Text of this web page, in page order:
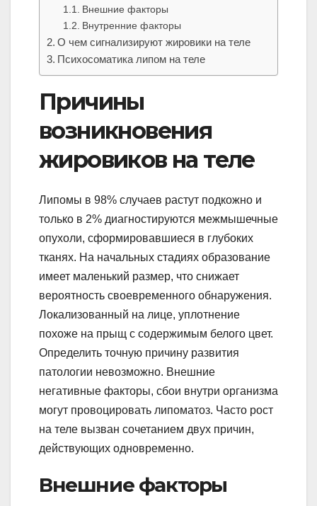
Внешние факторы
Внутренние факторы
О чем сигнализируют жировики на теле
Психосоматика липом на теле
Причины
возникновения
жировиков на теле
Липомы в 98% случаев растут подкожно и
только в 2% диагностируются межмышечные
опухоли, сформировавшиеся в глубоких
тканях. На начальных стадиях образование
имеет маленький размер, что снижает
вероятность своевременного обнаружения.
Локализованный на лице, уплотнение
похоже на прыщ с содержимым белого цвет.
Определить точную причину развития
патологии невозможно. Внешние
негативные факторы, сбои внутри организма
могут провоцировать липоматоз. Часто рост
на теле вызван сочетанием двух причин,
действующих одновременно.
Внешние факторы